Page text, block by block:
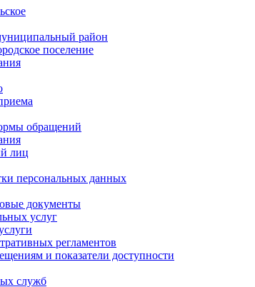
район
поселение
обращений
лиц
персональных данных
документы
услуг
регламентов
и показатели доступности
служб